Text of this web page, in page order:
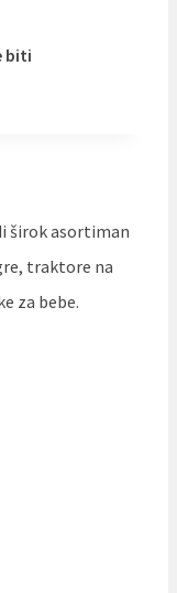
biti
širok asortiman
traktore na
za bebe.